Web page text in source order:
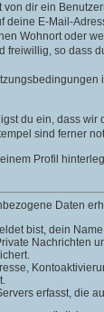
dir ein
deine E-Mail-
Wohnort oder
so
du ein, dass
sind ferner
Profil
Daten
bist, dein
Nachrichten
erfasst, die